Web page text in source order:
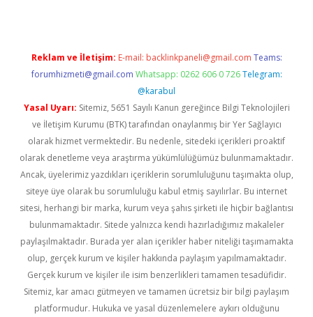
Reklam ve İletişim: E-mail: backlinkpaneli@gmail.com Teams:
forumhizmeti@gmail.com Whatsapp: 0262 606 0 726 Telegram:
@karabul
Yasal Uyarı: Sitemiz, 5651 Sayılı Kanun gereğince Bilgi Teknolojileri
ve İletişim Kurumu (BTK) tarafından onaylanmış bir Yer Sağlayıcı
olarak hizmet vermektedir. Bu nedenle, sitedeki içerikleri proaktif
olarak denetleme veya araştırma yükümlülüğümüz bulunmamaktadır.
Ancak, üyelerimiz yazdıkları içeriklerin sorumluluğunu taşımakta olup,
siteye üye olarak bu sorumluluğu kabul etmiş sayılırlar. Bu internet
sitesi, herhangi bir marka, kurum veya şahıs şirketi ile hiçbir bağlantısı
bulunmamaktadır. Sitede yalnızca kendi hazırladığımız makaleler
paylaşılmaktadır. Burada yer alan içerikler haber niteliği taşımamakta
olup, gerçek kurum ve kişiler hakkında paylaşım yapılmamaktadır.
Gerçek kurum ve kişiler ile isim benzerlikleri tamamen tesadüfidir.
Sitemiz, kar amacı gütmeyen ve tamamen ücretsiz bir bilgi paylaşım
platformudur. Hukuka ve yasal düzenlemelere aykırı olduğunu